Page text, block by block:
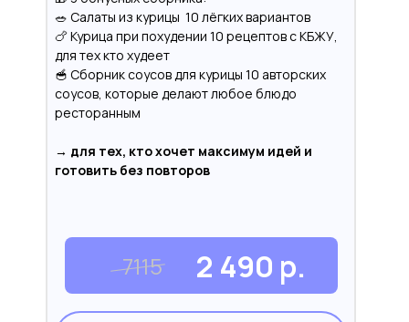
🥗 Салаты из курицы 10 лёгких вариантов
🍗 Курица при похудении 10 рецептов с КБЖУ,
для тех кто худеет
🥣 Сборник соусов для курицы 10 авторских
соусов, которые делают любое блюдо
ресторанным
→ для тех, кто хочет максимум идей и
готовить без повторов
7115 2 490 р.